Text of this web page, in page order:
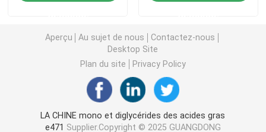
Mono et diglycérides
Monostéarate de glycérol
Émulsifiant de promoteur de gâteau
Aperçu Au sujet de nous
Contactez-nous
Desktop Site
Plan du site
Privacy Policy
LA CHINE mono et diglycérides des acides gras
e471 Supplier.Copyright © 2025 GUANGDONG